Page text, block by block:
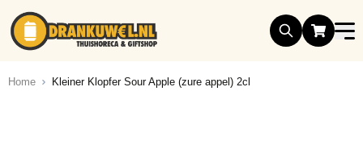
Ga naar de inhoud
Home Kleiner Klopfer Sour Apple (zure appel) 2cl